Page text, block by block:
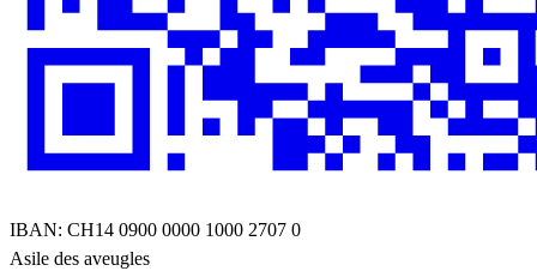
IBAN: CH14 0900 0000 1000 2707 0
Asile des aveugles